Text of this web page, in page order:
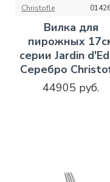
Christofle
Вилка для
пирожных
серии Jardin
Серебро
44905 руб.